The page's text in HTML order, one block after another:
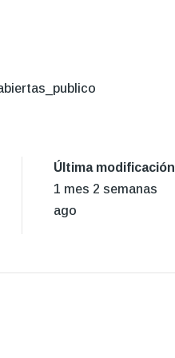
Última modificación
1 mes 2 semanas
ago